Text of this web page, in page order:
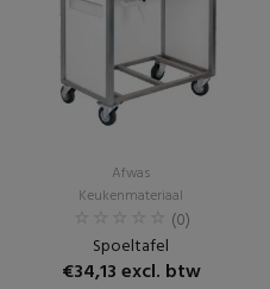
Afwas
Keukenmateriaal
(0)
Spoeltafel
€34,13 excl. btw